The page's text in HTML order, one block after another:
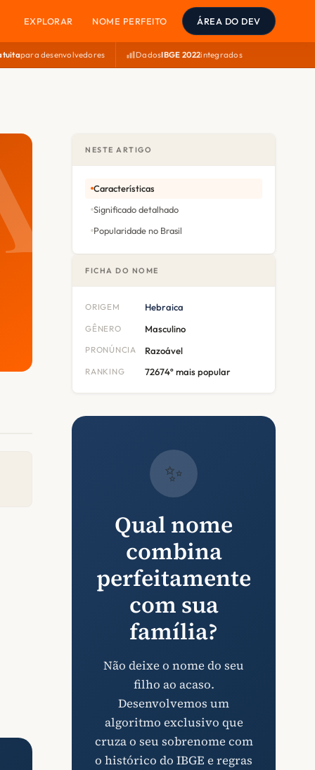
EXPLORAR NOME PERFEITO ÁREA DO DEV
para desenvolvedores DadosIBGE 2022integrados
NESTE ARTIGO
Características
Significado detalhado
Popularidade no Brasil
FICHA DO NOME
ORIGEM Hebraica
GÊNERO Masculino
PRONÚNCIA Razoável
RANKING 72674º mais popular
✨
Qual nome
combina
perfeitamente
com sua
família?
Não deixe o nome do seu
filho ao acaso.
Desenvolvemos um
algoritmo exclusivo que
cruza o seu sobrenome com
o histórico do IBGE e regras